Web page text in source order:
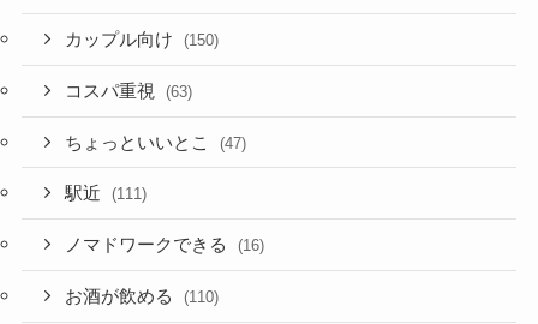
カップル向け (150)
コスパ重視 (63)
ちょっといいとこ (47)
駅近 (111)
ノマドワークできる (16)
お酒が飲める (110)